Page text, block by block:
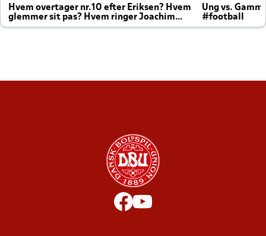
Hvem overtager nr.10 efter Eriksen? Hvem
glemmer sit pas? Hvem ringer Joachim
altid til efter kampe?
Ung vs.
#football